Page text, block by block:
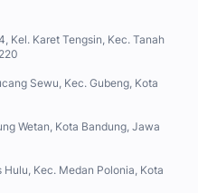
Kel. Karet Tengsin, Kec. Tanah
Sewu, Kec. Gubeng, Kota
Wetan, Kota Bandung, Jawa
Kec. Medan Polonia, Kota